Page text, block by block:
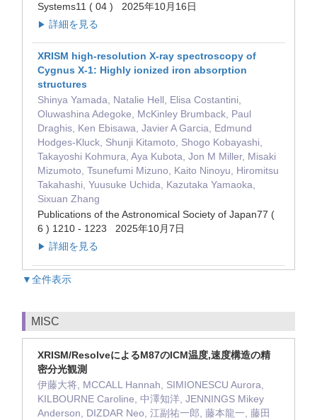
Systems11 ( 04 ) 2025年10月16日
▶ 詳細を見る
XRISM high-resolution X-ray spectroscopy of
Cygnus X-1: Highly ionized iron absorption
structures
Shinya Yamada, Natalie Hell, Elisa Costantini,
Oluwashina Adegoke, McKinley Brumback, Paul
Draghis, Ken Ebisawa, Javier A Garcia, Edmund
Hodges-Kluck, Shunji Kitamoto, Shogo Kobayashi,
Takayoshi Kohmura, Aya Kubota, Jon M Miller, Misaki
Mizumoto, Tsunefumi Mizuno, Kaito Ninoyu, Hiromitsu
Takahashi, Yuusuke Uchida, Kazutaka Yamaoka,
Sixuan Zhang
Publications of the Astronomical Society of Japan77 (
6 ) 1210 - 1223 2025年10月7日
▶ 詳細を見る
▼全件表示
MISC
XRISM/ResolveによるM87のICM温度,速度構造の精
密分光観測
伊藤大将, MCCALL Hannah, SIMIONESCU Aurora,
KILBOURNE Caroline, 中澤知洋, JENNINGS Mikey
Anderson, DIZDAR Neo, 江副祐一郎, 藤本龍一, 藤田